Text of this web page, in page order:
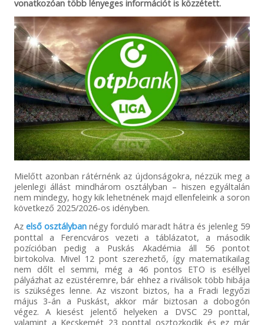
vonatkozóan több lényeges információt is közzétett.
Mielőtt azonban rátérnénk az újdonságokra, nézzük meg a
jelenlegi állást mindhárom osztályban – hiszen egyáltalán
nem mindegy, hogy kik lehetnének majd ellenfeleink a soron
következő 2025/2026-os idényben.
Az első osztálybannégy forduló maradt hátra és jelenleg 59
ponttal a Ferencváros vezeti a táblázatot, a második
pozícióban pedig a Puskás Akadémia áll 56 pontot
birtokolva. Mivel 12 pont szerezhető, így matematikailag
nem dőlt el semmi, még a 46 pontos ETO is eséllyel
pályázhat az ezüstéremre, bár ehhez a riválisok több hibája
is szükséges lenne. Az viszont biztos, ha a Fradi legyőzi
május 3-án a Puskást, akkor már biztosan a dobogón
végez. A kiesést jelentő helyeken a DVSC 29 ponttal,
valamint a Kecskemét 23 ponttal osztozkodik és ez már